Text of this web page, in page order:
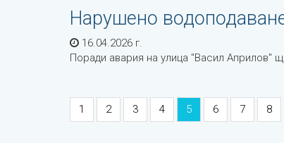
Нарушено
16.04.2026 г.
Поради авария на улица "Васил Априлов"
1 2 3 4 5 6 7 8